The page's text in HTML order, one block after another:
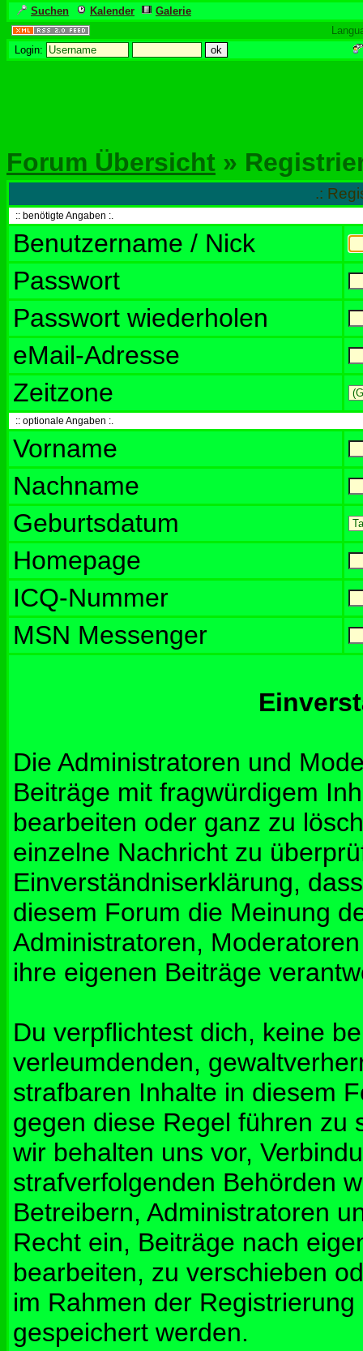
Suchen Kalender
Galerie
Login:
Forum Übersicht »
.:
:: benötigte Angaben :.
Benutzername / Nick
Passwort
Passwort wiederholen
eMail-Adresse
Zeitzone
:: optionale Angaben :.
Vorname
Nachname
Geburtsdatum
Homepage
ICQ-Nummer
MSN Messenger
Die Administratoren und
Beiträge mit fragwürdigem
bearbeiten oder ganz zu
einzelne Nachricht zu
Einverständniserklärung,
diesem Forum die Meinung
Administratoren,
ihre eigenen Beiträge
Du verpflichtest dich, keine
verleumdenden,
strafbaren Inhalte in diesem
gegen diese Regel führen zu
wir behalten uns vor,
strafverfolgenden Behörden
Betreibern, Administratoren
Recht ein, Beiträge nach
bearbeiten, zu verschieben
im Rahmen der
gespeichert werden.